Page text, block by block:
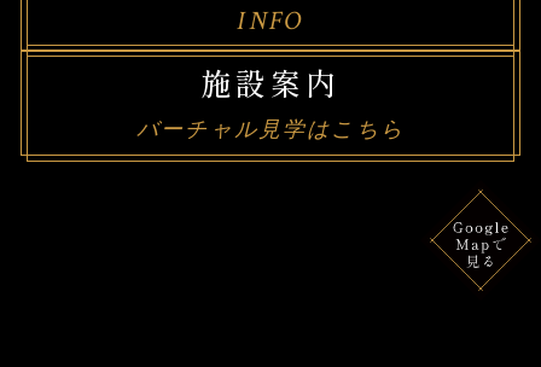
INFO
施設案内
バーチャル見学はこちら